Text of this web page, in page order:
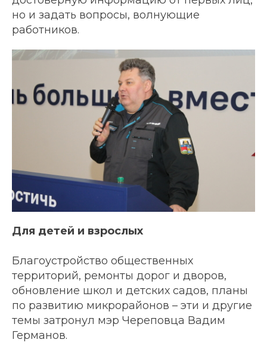
но и задать вопросы, волнующие
работников.
Для детей и взрослых
Благоустройство общественных
территорий, ремонты дорог и дворов,
обновление школ и детских садов, планы
по развитию микрорайонов – эти и другие
темы затронул мэр Череповца Вадим
Германов.